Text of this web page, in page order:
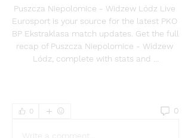
Puszcza Niepolomice - Widzew Lódz Live
Eurosport is your source for the latest PKO
BP Ekstraklasa match updates. Get the full
recap of Puszcza Niepolomice - Widzew
Lódz, complete with stats and ...
0 0
Write a comment...